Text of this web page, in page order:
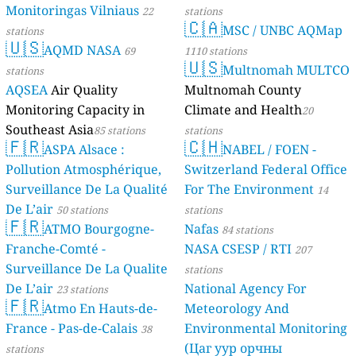
Monitoringas Vilniaus 22
stations
🇺🇸AQMD NASA 69
stations
AQSEAAir Quality
Monitoring Capacity in
Southeast Asia85 stations
🇫🇷ASPA Alsace :
Pollution Atmosphérique,
Surveillance De La Qualité
De L’air 50 stations
🇫🇷ATMO Bourgogne-
Franche-Comté -
Surveillance De La Qualite
De L’air 23 stations
🇫🇷Atmo En Hauts-de-
France - Pas-de-Calais 38
stations
stations
🇨🇦MSC / UNBC AQMap
1110 stations
🇺🇸Multnomah MULTCO
Multnomah County
Climate and Health20
stations
🇨🇭NABEL / FOEN -
Switzerland Federal Office
For The Environment 14
stations
Nafas 84 stations
NASA CSESP / RTI 207
stations
National Agency For
Meteorology And
Environmental Monitoring
(Цаг уур орчны